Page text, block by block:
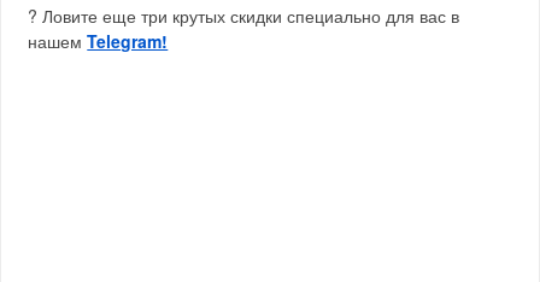
? Ловите еще три крутых скидки специально для вас в
нашемTelegram!